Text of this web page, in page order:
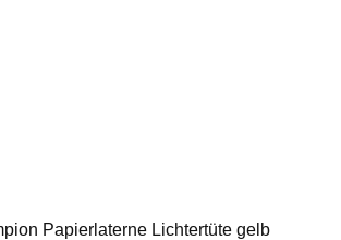
Papierlaterne Lichtertüte gelb